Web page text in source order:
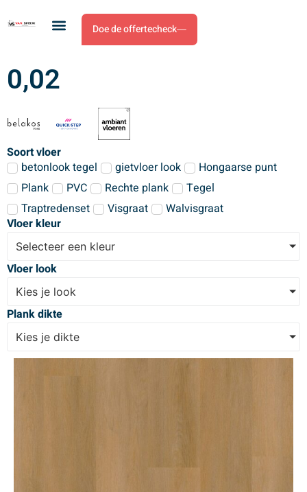
Doe de offertecheck
0,02
Soort vloer
betonlook tegel
gietvloer look
Hongaarse punt
Plank
PVC Rechte plank
Tegel
Traptredenset
Visgraat
Walvisgraat
Vloer kleur
Selecteer een kleur
Vloer look
Kies je look
Plank dikte
Kies je dikte